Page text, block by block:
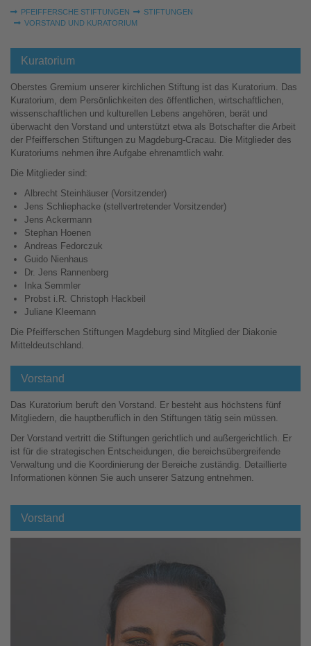
Sie sind hier:
PFEIFFERSCHE STIFTUNGEN
STIFTUNGEN
VORSTAND UND KURATORIUM
Kuratorium
Oberstes Gremium unserer kirchlichen Stiftung ist das Kuratorium. Das
Kuratorium, dem Persönlichkeiten des öffentlichen, wirtschaftlichen,
wissenschaftlichen und kulturellen Lebens angehören, berät und
überwacht den Vorstand und unterstützt etwa als Botschafter die Arbeit
der Pfeifferschen Stiftungen zu Magdeburg-Cracau. Die Mitglieder des
Kuratoriums nehmen ihre Aufgabe ehrenamtlich wahr.
Die Mitglieder sind:
Albrecht Steinhäuser (Vorsitzender)
Jens Schliephacke (stellvertretender Vorsitzender)
Jens Ackermann
Stephan Hoenen
Andreas Fedorczuk
Guido Nienhaus
Dr. Jens Rannenberg
Inka Semmler
Probst i.R. Christoph Hackbeil
Juliane Kleemann
Die Pfeifferschen Stiftungen Magdeburg sind Mitglied der Diakonie
Mitteldeutschland.
Vorstand
Das Kuratorium beruft den Vorstand. Er besteht aus höchstens fünf
Mitgliedern, die hauptberuflich in den Stiftungen tätig sein müssen.
Der Vorstand vertritt die Stiftungen gerichtlich und außergerichtlich. Er
ist für die strategischen Entscheidungen, die bereichsübergreifende
Verwaltung und die Koordinierung der Bereiche zuständig. Detaillierte
Informationen können Sie auch unserer Satzung entnehmen.
Vorstand